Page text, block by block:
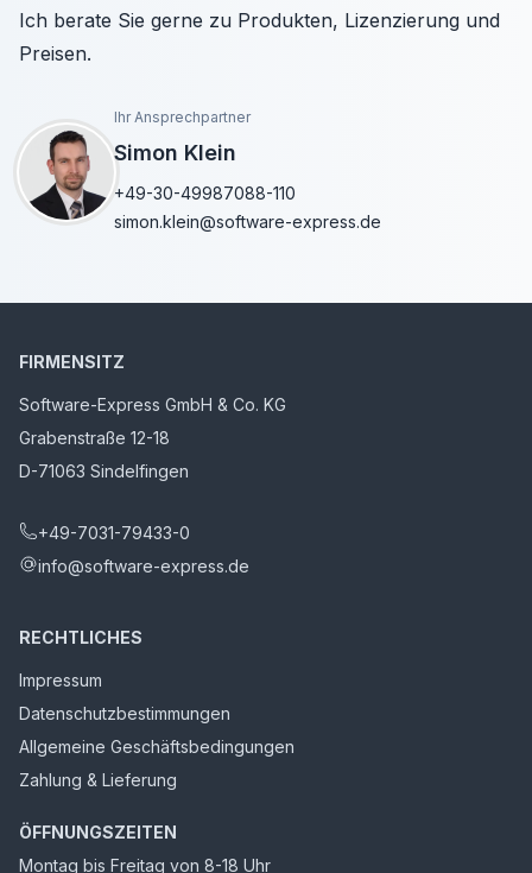
Ich berate Sie gerne zu Produkten, Lizenzierung und
Preisen.
Ihr Ansprechpartner
Simon Klein
+49-30-49987088-110
simon.klein@software-express.de
FIRMENSITZ
Software-Express GmbH & Co. KG
Grabenstraße 12-18
D-71063 Sindelfingen
+49-7031-79433-0
info@software-express.de
RECHTLICHES
Impressum
Datenschutzbestimmungen
Allgemeine Geschäftsbedingungen
Zahlung & Lieferung
ÖFFNUNGSZEITEN
Montag bis Freitag von 8-18 Uhr